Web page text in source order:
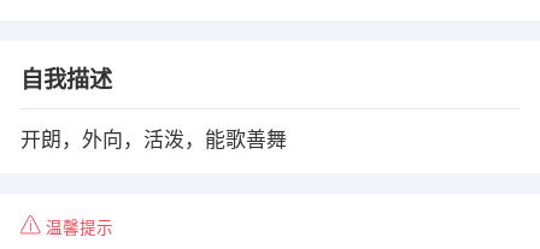
自我描述
开朗，外向，活泼，能歌善舞
温馨提示